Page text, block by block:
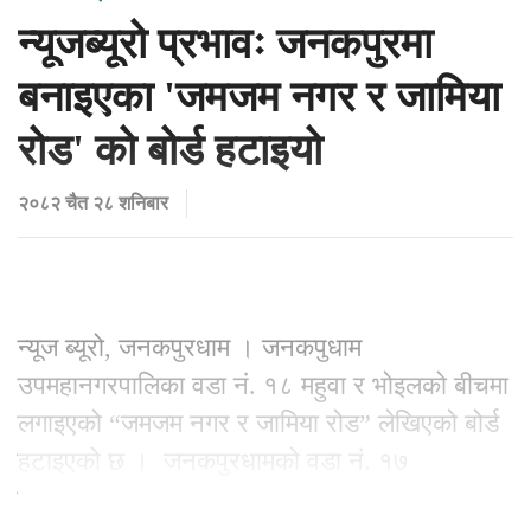
न्यूजब्यूरो प्रभावः जनकपुरमा
बनाइएका 'जमजम नगर र जामिया
रोड' को बोर्ड हटाइयो
२०८२ चैत २८ शनिबार
न्यूज ब्यूरो, जनकपुरधाम । जनकपुधाम
उपमहानगरपालिका वडा नं. १८ महुवा र भोइलको बीचमा
लगाइएको “जमजम नगर र जामिया रोड” लेखिएको बोर्ड
हटाइएको छ । जनकपुरधामको वडा नं. १७